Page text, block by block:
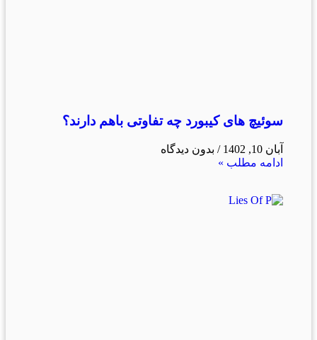
سوئیچ های کیبورد چه تفاوتی باهم دارند؟
آبان 10, 1402
بدون دیدگاه
ادامه مطلب »